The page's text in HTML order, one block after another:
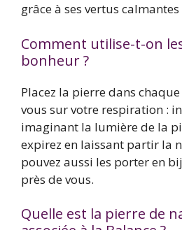
grâce à ses vertus calmantes
Comment utilise-t-on
bonheur ?
Placez la pierre dans
vous sur votre respiration :
imaginant la lumière de la
expirez en laissant partir la
pouvez aussi les porter en
près de vous.
Quelle est la pierre de